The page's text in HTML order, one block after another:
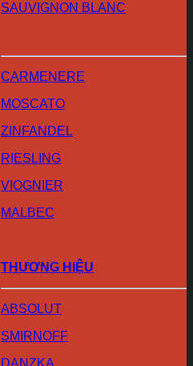
SAUVIGNON BLANC
CARMENERE
MOSCATO
ZINFANDEL
RIESLING
VIOGNIER
MALBEC
THƯƠNG HIỆU
ABSOLUT
SMIRNOFF